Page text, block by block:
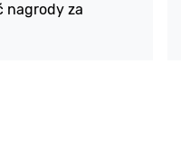
nagrody za